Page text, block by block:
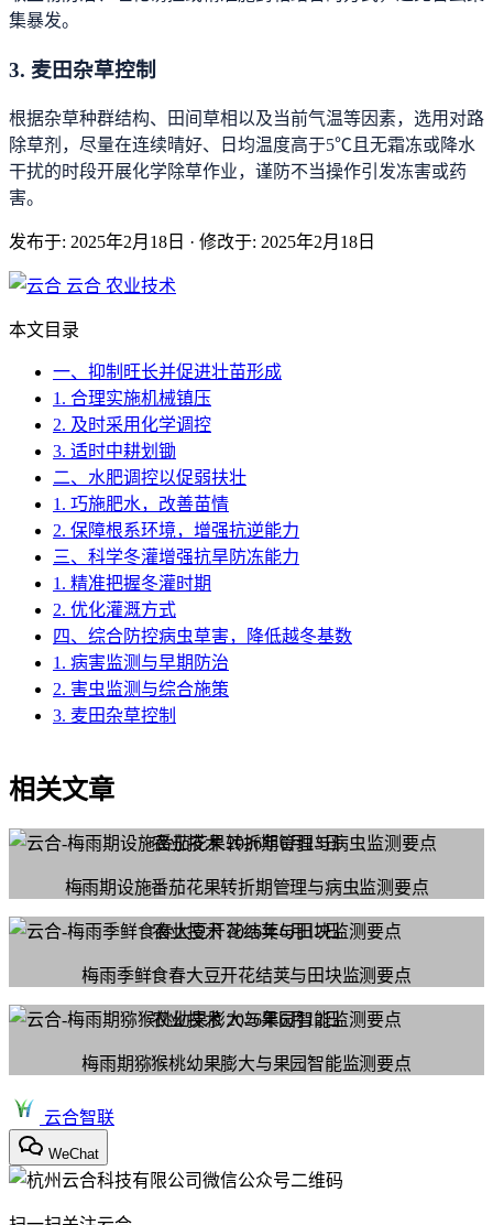
集暴发。
3. 麦田杂草控制
根据杂草种群结构、田间草相以及当前气温等因素，选用对路
除草剂，尽量在连续晴好、日均温度高于5℃且无霜冻或降水
干扰的时段开展化学除草作业，谨防不当操作引发冻害或药
害。
发布于: 2025年2月18日 · 修改于: 2025年2月18日
云合 农业技术
本文目录
一、抑制旺长并促进壮苗形成
1. 合理实施机械镇压
2. 及时采用化学调控
3. 适时中耕划锄
二、水肥调控以促弱扶壮
1. 巧施肥水，改善苗情
2. 保障根系环境，增强抗逆能力
三、科学冬灌增强抗旱防冻能力
1. 精准把握冬灌时期
2. 优化灌溉方式
四、综合防控病虫草害，降低越冬基数
1. 病害监测与早期防治
2. 害虫监测与综合施策
3. 麦田杂草控制
相关文章
农业技术 2026年6月13日
梅雨期设施番茄花果转折期管理与病虫监测要点
农业技术 2026年6月12日
梅雨季鲜食春大豆开花结荚与田块监测要点
农业技术 2026年6月12日
梅雨期猕猴桃幼果膨大与果园智能监测要点
云合智联
WeChat